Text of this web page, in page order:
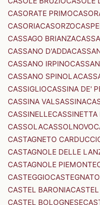
CASORATE PRIMO
CASORIACASORZO
CASSAGO BRIANZA
CASSANO D'ADDA
CASSANO IRPINO
CASSANO SPINOLA
CASSIGLIOCASSINA DE'
CASSINA VALSASSINA
CASSINELLECASSINETTA
CASSOLACASSOLNOVO
CASTAGNETO CARDUCCI
CASTAGNOLE DELLE
CASTAGNOLE PIEMONTE
CASTEGGIOCASTEGNATO
CASTEL BARONIA
CASTEL BOLOGNESE